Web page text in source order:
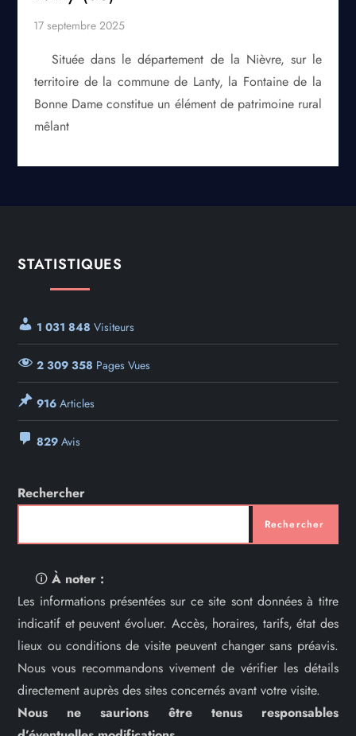
Située dans le département de la Nièvre, sur le
territoire de la commune de Lanty, la Fontaine de la
Bonne Dame constitue un élément de patrimoine rural
mêlant
STATISTIQUES
1 031 848 Visiteurs
2 309 358 Pages Vues
916 Articles
829 Avis
Rechercher
Rechercher
🛈À noter :
Les informations présentées sur ce site sont données à titre
indicatif et peuvent évoluer. Accès, horaires, tarifs, état des
lieux ou conditions de visite peuvent changer sans préavis.
Nous vous recommandons vivement de vérifier les détails
directement auprès des sites concernés avant votre visite.
Nous ne saurions être tenus responsables